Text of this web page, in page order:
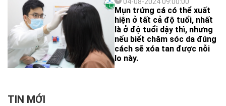
trở lên, mời bạn cùng xem
nhé!
Mụn trứng cá có thể xuất
hiện ở tất cả độ tuổi, nhất
là ở độ tuổi dậy thì, nhưng
nếu biết chăm sóc da đúng
cách sẽ xóa tan được nỗi
lo này.
TIN MỚI